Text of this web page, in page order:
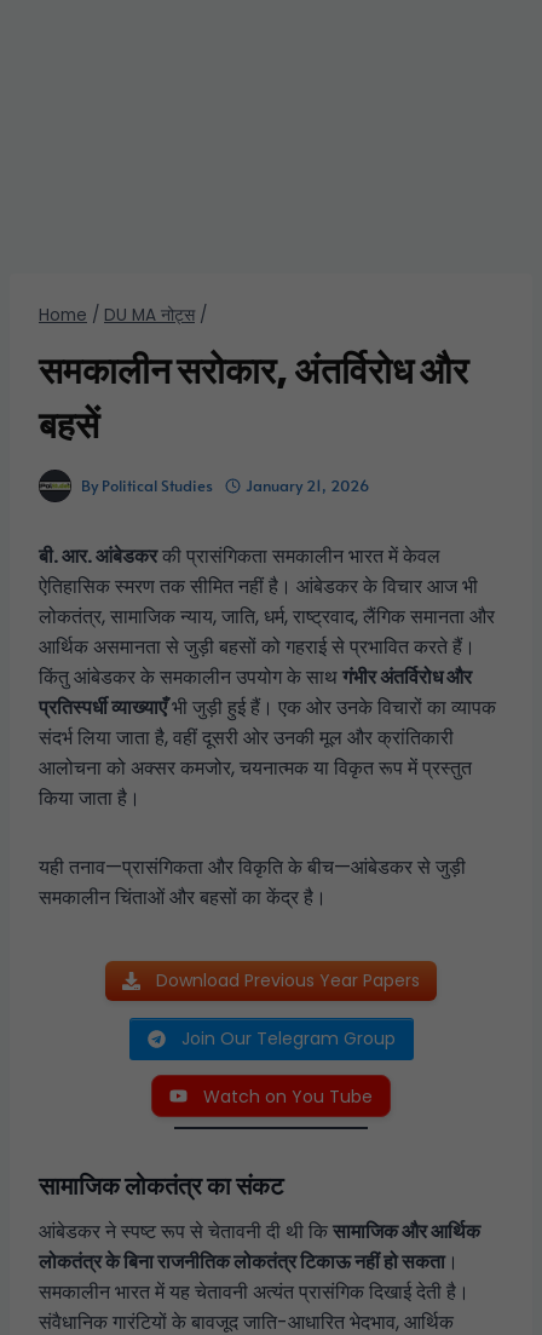
Home / DU MA नोट्स /
समकालीन सरोकार, अंतर्विरोध और
बहसें
By Political Studies January 21, 2026
बी. आर. आंबेडकरकी प्रासंगिकता समकालीन भारत में केवल
ऐतिहासिक स्मरण तक सीमित नहीं है। आंबेडकर के विचार आज भी
लोकतंत्र, सामाजिक न्याय, जाति, धर्म, राष्ट्रवाद, लैंगिक समानता और
आर्थिक असमानता से जुड़ी बहसों को गहराई से प्रभावित करते हैं।
किंतु आंबेडकर के समकालीन उपयोग के साथगंभीर अंतर्विरोध और
प्रतिस्पर्धी व्याख्याएँभी जुड़ी हुई हैं। एक ओर उनके विचारों का व्यापक
संदर्भ लिया जाता है, वहीं दूसरी ओर उनकी मूल और क्रांतिकारी
आलोचना को अक्सर कमजोर, चयनात्मक या विकृत रूप में प्रस्तुत
किया जाता है।
यही तनाव—प्रासंगिकता और विकृति के बीच—आंबेडकर से जुड़ी
समकालीन चिंताओं और बहसों का केंद्र है।
Download Previous Year Papers
Join Our Telegram Group
Watch on You Tube
सामाजिक लोकतंत्र का संकट
आंबेडकर ने स्पष्ट रूप से चेतावनी दी थी किसामाजिक और आर्थिक
लोकतंत्र के बिना राजनीतिक लोकतंत्र टिकाऊ नहीं हो सकता।
समकालीन भारत में यह चेतावनी अत्यंत प्रासंगिक दिखाई देती है।
संवैधानिक गारंटियों के बावजूद जाति-आधारित भेदभाव, आर्थिक